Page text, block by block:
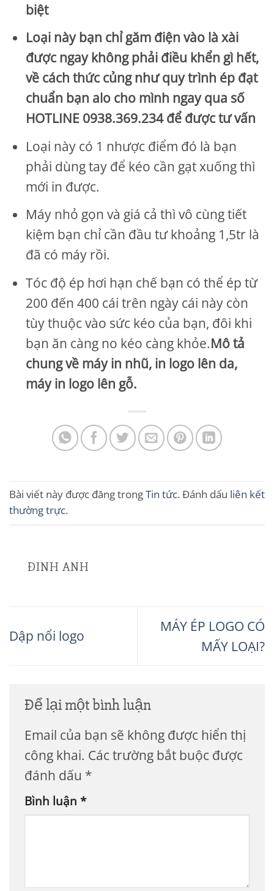
biệt
Loại này bạn chỉ găm điện vào là xài
được ngay không phải điều khển gì hết,
về cách thức củng như quy trình ép đạt
chuẩn bạn alo cho mình ngay qua số
HOTLINE 0938.369.234 để được tư vấn
Loại này có 1 nhược điểm đó là bạn
phải dùng tay để kéo cần gạt xuống thì
mới in được.
Máy nhỏ gọn và giá cả thì vô cùng tiết
kiệm bạn chỉ cần đầu tư khoảng 1,5tr là
đã có máy rồi.
Tóc độ ép hơi hạn chế bạn có thể ép từ
200 đến 400 cái trên ngày cái này còn
tùy thuộc vào sức kéo của bạn, đôi khi
bạn ăn càng no kéo càng khỏe.Mô tả
chung về máy in nhũ, in logo lên da,
máy in logo lên gỗ.
Bài viết này được đăng trongTin tức. Đánh dấu liên kết
thường trực.
ĐINH ANH
Dập nổi logo
MÁY ÉP LOGO CÓ
MẤY LOẠI?
Để lại một bình luận
Email của bạn sẽ không được hiển thị
công khai. Các trường bắt buộc được
đánh dấu *
Bình luận *